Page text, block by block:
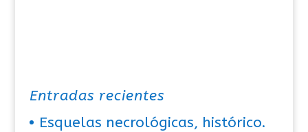
Entradas recientes
Esquelas necrológicas, histórico.